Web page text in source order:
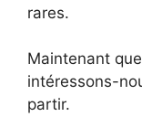
rares.
Maintenant
intéressons-
partir.